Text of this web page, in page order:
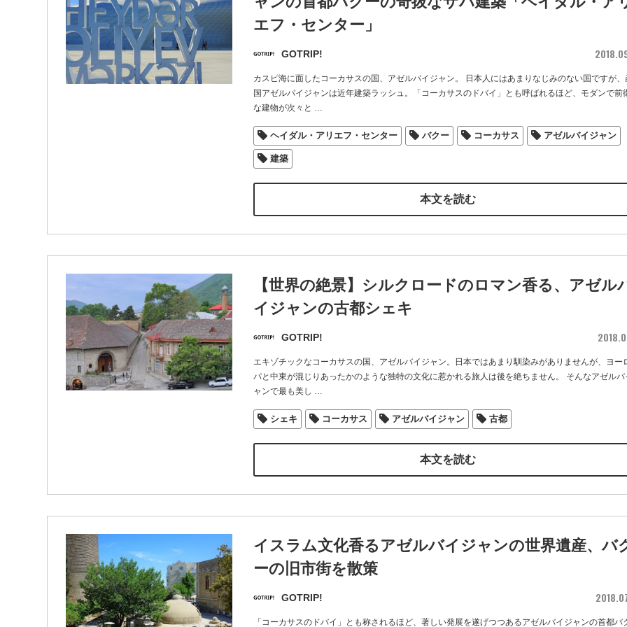
エフ・センター」
GOTRIP!
カスピ海に面したコーカサスの国、アゼルバイジャン。 日本人にはあまりなじみのない国ですが、
国アゼルバイジャンは近年建築ラッシュ。「コーカサスのドバイ」とも呼ばれるほど、モダンで前
な建物が次々と …
ヘイダル・アリエフ・センター バクー コーカサス アゼルバイジャン
建築
本文を読む
【世界の絶景】シルクロードのロマン香る、アゼル
イジャンの古都シェキ
GOTRIP!
エキゾチックなコーカサスの国、アゼルバイジャン。日本ではあまり馴染みがありませんが、ヨー
パと中東が混じりあったかのような独特の文化に惹かれる旅人は後を絶ちません。 そんなアゼルバ
ャンで最も美し …
シェキ コーカサス アゼルバイジャン 古都
本文を読む
イスラム文化香るアゼルバイジャンの世界遺産、バ
ーの旧市街を散策
GOTRIP!
「コーカサスのドバイ」とも称されるほど、著しい発展を遂げつつあるアゼルバイジャンの首都バ